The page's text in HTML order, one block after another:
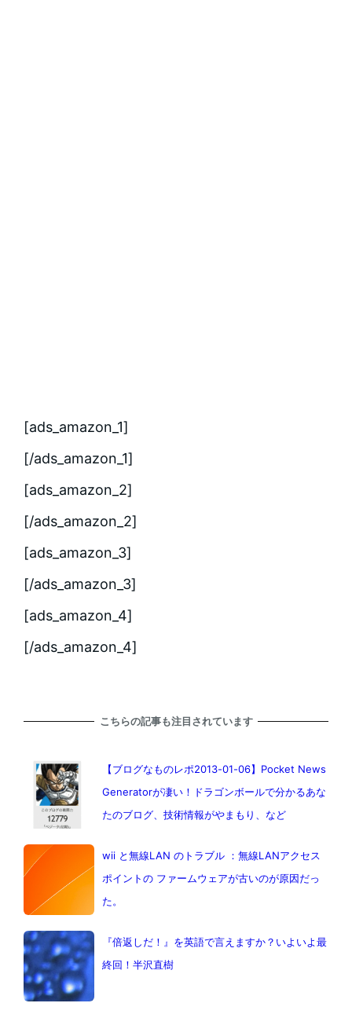
[ads_amazon_1]
[/ads_amazon_1]
[ads_amazon_2]
[/ads_amazon_2]
[ads_amazon_3]
[/ads_amazon_3]
[ads_amazon_4]
[/ads_amazon_4]
こちらの記事も注目されています
【ブログなものレポ2013-01-06】Pocket News
Generatorが凄い！ドラゴンボールで分かるあな
たのブログ、技術情報がやまもり、など
wii と無線LAN のトラブル ：無線LANアクセス
ポイントの ファームウェアが古いのが原因だっ
た。
『倍返しだ！』を英語で言えますか？いよいよ最
終回！半沢直樹